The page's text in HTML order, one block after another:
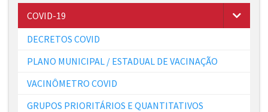
COVID-19
DECRETOS COVID
PLANO MUNICIPAL / ESTADUAL DE VACINAÇÃO
VACINÔMETRO COVID
GRUPOS PRIORITÁRIOS E QUANTITATIVOS